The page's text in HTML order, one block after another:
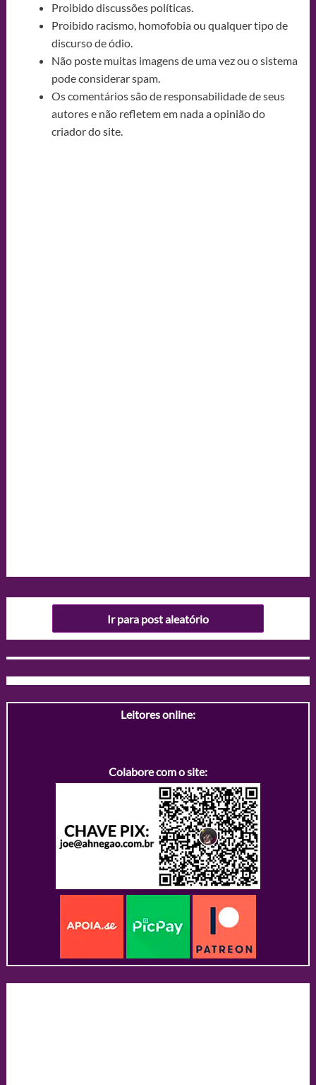
Proibido discussões políticas.
Proibido racismo, homofobia ou qualquer tipo de
discurso de ódio.
Não poste muitas imagens de uma vez ou o sistema
pode considerar spam.
Os comentários são de responsabilidade de seus
autores e não refletem em nada a opinião do
criador do site.
Ir para post aleatório
Leitores online:
Colabore com o site: